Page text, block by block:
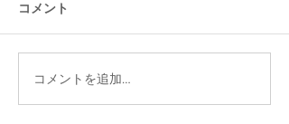
コメント
コメントを追加…